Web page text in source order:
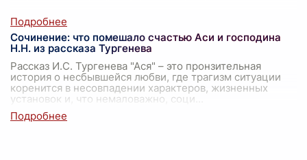
Сочинение: что помешало счастью Аси и господина
Н.Н. из рассказа Тургенева
Рассказ И.С. Тургенева "Ася" – это пронзительная
история о несбывшейся любви, где трагизм ситуации
коренится в несовпадении характеров, жизненных
установок и, что немаловажно, соци